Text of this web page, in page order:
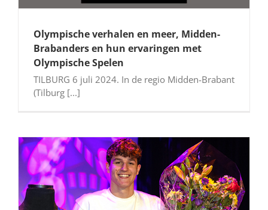
Olympische verhalen en meer, Midden-
Brabanders en hun ervaringen met
Olympische Spelen
TILBURG 6 juli 2024. In de regio Midden-Brabant
(Tilburg [...]